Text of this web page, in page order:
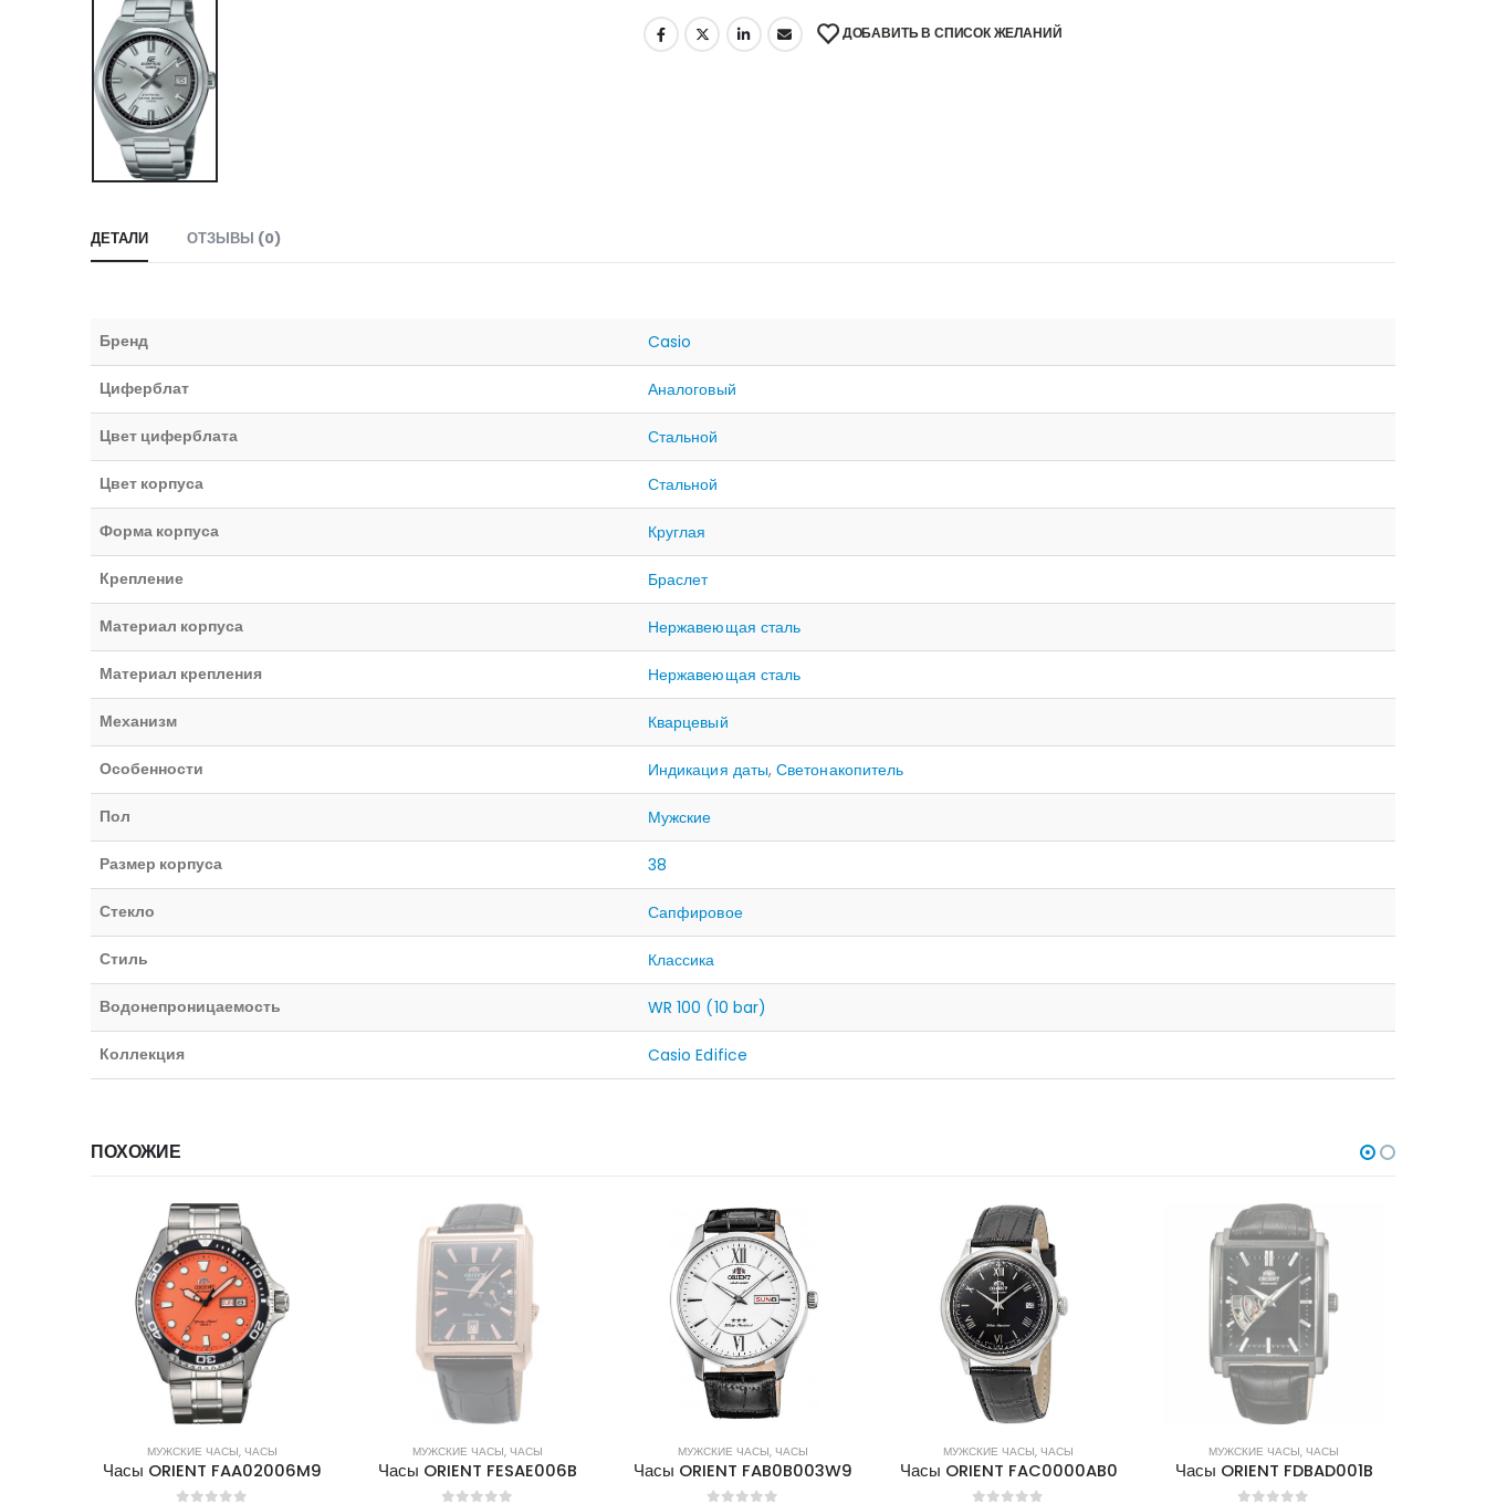
ДОБАВИТЬ В СПИСОК ЖЕЛАНИЙ
ДЕТАЛИ ОТЗЫВЫ (0)
Бренд Casio
Циферблат Аналоговый
Цвет циферблата Стальной
Цвет корпуса Стальной
Форма корпуса Круглая
Крепление Браслет
Материал корпуса Нержавеющая сталь
Материал крепления Нержавеющая сталь
Механизм Кварцевый
Особенности Индикация даты,Светонакопитель
Пол Мужские
Размер корпуса 38
Стекло Сапфировое
Стиль Классика
Водонепроницаемость WR 100 (10 bar)
Коллекция Casio Edifice
ПОХОЖИЕ
МУЖСКИЕ ЧАСЫ, ЧАСЫ
Часы ORIENT FAA02006M9
НЕТ В НАЛИЧИИ
МУЖСКИЕ ЧАСЫ, ЧАСЫ
Часы ORIENT FESAE006B
МУЖСКИЕ ЧАСЫ, ЧАСЫ
Часы ORIENT FAB0B003W9
МУЖСКИЕ ЧАСЫ, ЧАСЫ
Часы ORIENT FAC0000AB0
НЕТ В НАЛИЧИИ
МУЖСКИЕ ЧАСЫ, ЧАСЫ
Часы ORIENT FDBAD001B